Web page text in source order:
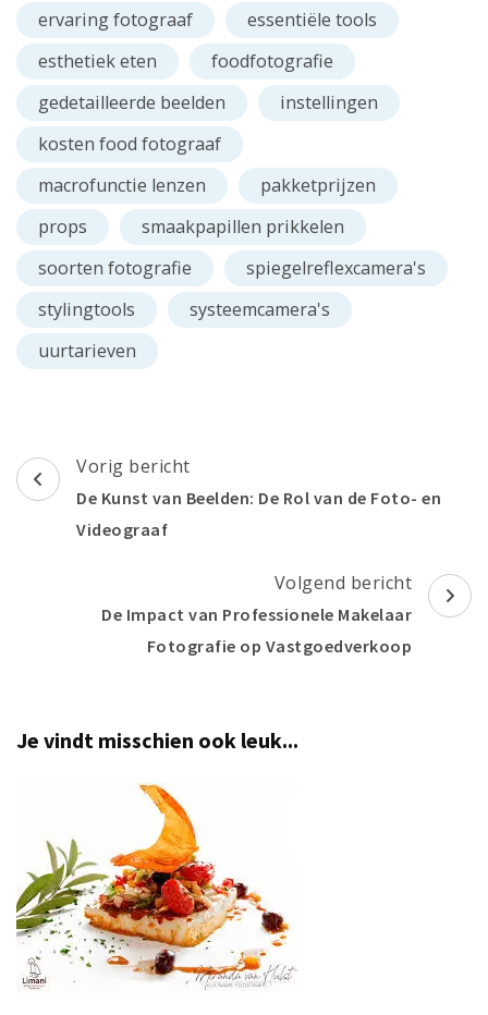
ervaring fotograaf
essentiële tools
esthetiek eten
foodfotografie
gedetailleerde beelden
instellingen
kosten food fotograaf
macrofunctie lenzen
pakketprijzen
props
smaakpapillen prikkelen
soorten fotografie
spiegelreflexcamera's
stylingtools
systeemcamera's
uurtarieven
Berichtnavigatie
Vorig bericht
De Kunst van Beelden: De Rol van de Foto- en
Videograaf
Volgend bericht
De Impact van Professionele Makelaar
Fotografie op Vastgoedverkoop
Je vindt misschien ook leuk...